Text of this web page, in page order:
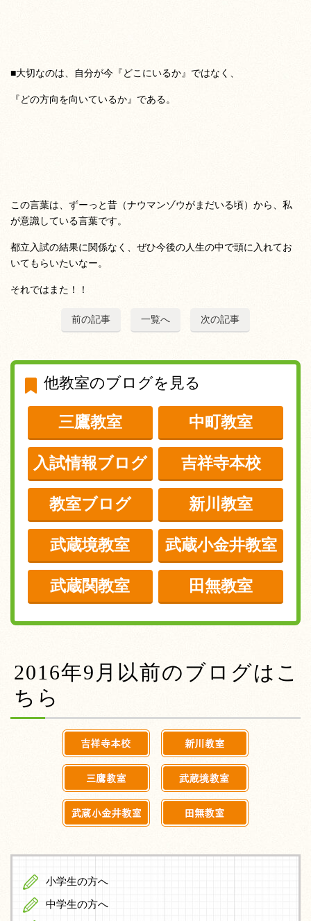
■大切なのは、自分が今『どこにいるか』ではなく、
『どの方向を向いているか』である。
この言葉は、ずーっと昔（ナウマンゾウがまだいる頃）から、私
が意識している言葉です。
都立入試の結果に関係なく、ぜひ今後の人生の中で頭に入れてお
いてもらいたいなー。
それではまた！！
前の記事 一覧へ 次の記事
他教室のブログを見る
三鷹教室 中町教室
入試情報ブログ 吉祥寺本校
教室ブログ 新川教室
武蔵境教室 武蔵小金井教室
武蔵関教室 田無教室
2016年9月以前のブログはこ
ちら
小学生の方へ
中学生の方へ